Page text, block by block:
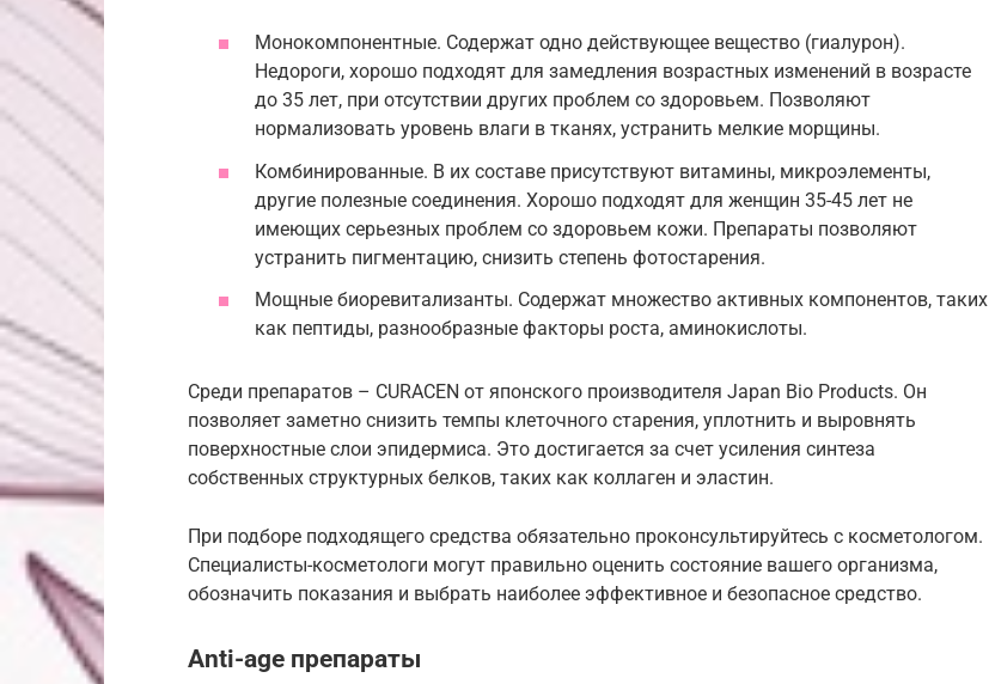
Монокомпонентные. Содержат одно действующее вещество (гиалурон).
Недороги, хорошо подходят для замедления возрастных изменений в возрасте
до 35 лет, при отсутствии других проблем со здоровьем. Позволяют
нормализовать уровень влаги в тканях, устранить мелкие морщины.
Комбинированные. В их составе присутствуют витамины, микроэлементы,
другие полезные соединения. Хорошо подходят для женщин 35-45 лет не
имеющих серьезных проблем со здоровьем кожи. Препараты позволяют
устранить пигментацию, снизить степень фотостарения.
Мощные биоревитализанты. Содержат множество активных компонентов, таких
как пептиды, разнообразные факторы роста, аминокислоты.
Среди препаратов – CURACEN от японского производителя Japan Bio Products. Он
позволяет заметно снизить темпы клеточного старения, уплотнить и выровнять
поверхностные слои эпидермиса. Это достигается за счет усиления синтеза
собственных структурных белков, таких как коллаген и эластин.
При подборе подходящего средства обязательно проконсультируйтесь с косметологом.
Специалисты-косметологи могут правильно оценить состояние вашего организма,
обозначить показания и выбрать наиболее эффективное и безопасное средство.
Anti-age препараты